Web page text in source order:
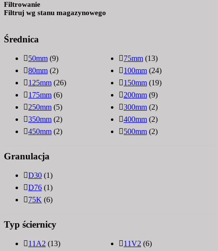
Filtrowanie
Filtruj wg stanu magazynowego
Średnica
50mm (9) 75mm (13)
80mm (2) 100mm (24)
125mm (26) 150mm (19)
175mm (6) 200mm (9)
250mm (5) 300mm (2)
350mm (2) 400mm (2)
450mm (2) 500mm (2)
Granulacja
D30 (1)
D76 (1)
75K (6)
Typ ściernicy
11A2 (13) 11V2 (6)